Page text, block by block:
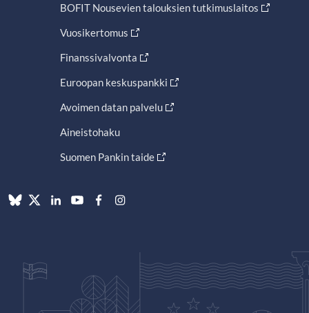
BOFIT Nousevien talouksien tutkimuslaitos
Vuosikertomus
Finanssivalvonta
Euroopan keskuspankki
Avoimen datan palvelu
Aineistohaku
Suomen Pankin taide